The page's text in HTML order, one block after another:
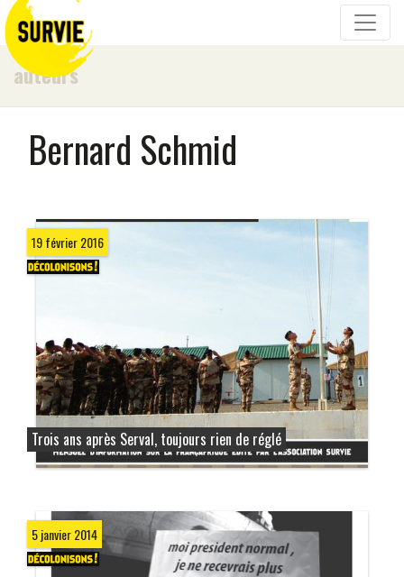
auteurs
Bernard Schmid
19 février 2016
Trois ans après Serval, toujours rien de réglé
5 janvier 2014